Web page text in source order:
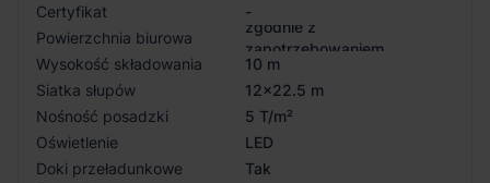
Certyfikat
-
Powierzchnia biurowa
zgodnie z
zapotrzebowaniem
Wysokość składowania
10 m
Siatka słupów
12x22.5 m
Nośność posadzki
5 T/m²
Oświetlenie
LED
Doki przeładunkowe
Tak